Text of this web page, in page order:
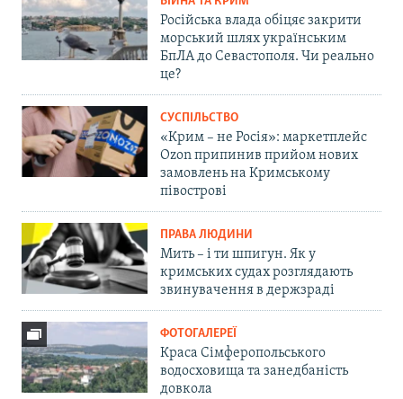
Російська влада обіцяє закрити
морський шлях українським
БпЛА до Севастополя. Чи реально
це?
СУСПІЛЬСТВО
«Крим – не Росія»: маркетплейс
Ozon припинив прийом нових
замовлень на Кримському
півострові
ПРАВА ЛЮДИНИ
Мить – і ти шпигун. Як у
кримських судах розглядають
звинувачення в держзраді
ФОТОГАЛЕРЕЇ
Краса Сімферопольського
водосховища та занедбаність
довкола